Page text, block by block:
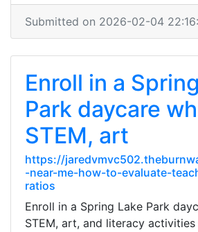
Submitted on 2026-02-04
Enroll in a
Park daycare
STEM, art
https://
-near-me-how-to-evaluate-
ratios
Enroll in a Spring Lake Park
STEM, art, and literacy